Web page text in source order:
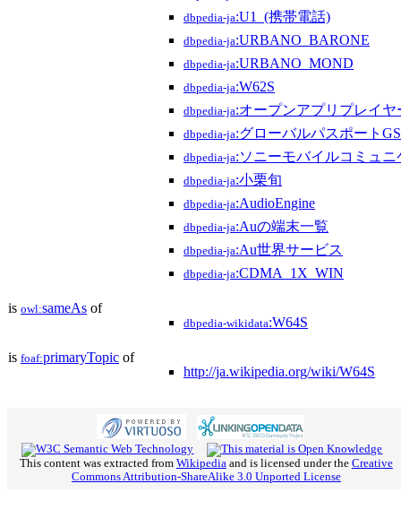
dbpedia-ja:U1_(携帯電話)
dbpedia-ja:URBANO_BARONE
dbpedia-ja:URBANO_MOND
dbpedia-ja:W62S
dbpedia-ja:オープンアプリプレイヤ
dbpedia-ja:グローバルパスポート
dbpedia-ja:ソニーモバイルコミュ
dbpedia-ja:小栗旬
dbpedia-ja:AudioEngine
dbpedia-ja:Auの端末一覧
dbpedia-ja:Au世界サービス
dbpedia-ja:CDMA_1X_WIN
is owl:sameAs of
dbpedia-wikidata:W64S
is foaf:primaryTopic of
http://ja.wikipedia.org/wiki/W64S
This content was extracted from Wikipedia and is licensed under the Creative
Commons Attribution-ShareAlike 3.0 Unported License